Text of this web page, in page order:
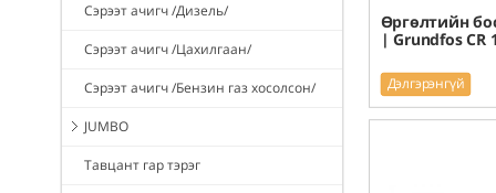
Сэрээт ачигч /Дизель/
Сэрээт ачигч /Цахилгаан/
Сэрээт ачигч /Бензин газ хосолсон/
JUMBO
Тавцант гар тэрэг
Өргөлтийн
| Grundfos CR
Дэлгэрэнгүй